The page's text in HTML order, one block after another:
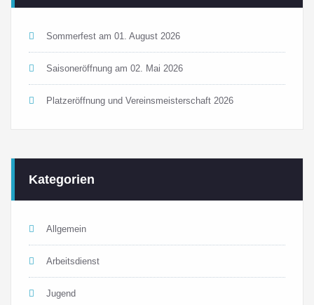
Sommerfest am 01. August 2026
Saisoneröffnung am 02. Mai 2026
Platzeröffnung und Vereinsmeisterschaft 2026
Kategorien
Allgemein
Arbeitsdienst
Jugend